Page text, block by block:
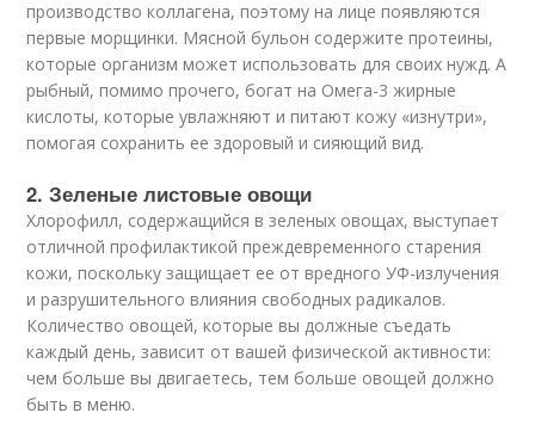
производство коллагена, поэтому на лице появляются
первые морщинки. Мясной бульон содержите протеины,
которые организм может использовать для своих нужд. А
рыбный, помимо прочего, богат на Омега-3 жирные
кислоты, которые увлажняют и питают кожу «изнутри»,
помогая сохранить ее здоровый и сияющий вид.
2. Зеленые листовые овощи
Хлорофилл, содержащийся в зеленых овощах, выступает
отличной профилактикой преждевременного старения
кожи, поскольку защищает ее от вредного УФ-излучения
и разрушительного влияния свободных радикалов.
Количество овощей, которые вы должные съедать
каждый день, зависит от вашей физической активности:
чем больше вы двигаетесь, тем больше овощей должно
быть в меню.